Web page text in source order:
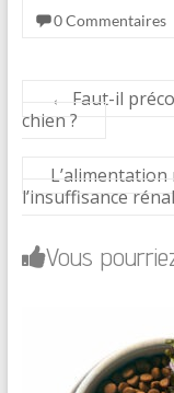
0 Commentaires
←
Faut-il
chien ?
l’insuffisance
Vous